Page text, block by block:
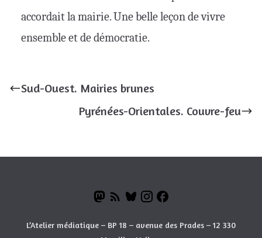
accordait la mairie. Une belle leçon de vivre
ensemble et de démocratie.
Sud-Ouest. Mairies brunes
Pyrénées-Orientales. Couvre-feu
L’Atelier médiatique – BP 18 – avenue des Prades – 12 330